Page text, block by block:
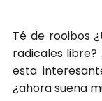
Té de rooibos
radicales libre?
esta
¿ahora suena